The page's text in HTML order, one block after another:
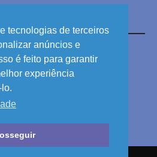
tecnologias de terceiros
anúncios e
é feito para garantir
experiência